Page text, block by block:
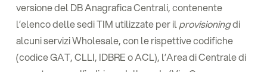
versione del DB Anagrafica Centrali, contenente
l’elenco delle sedi TIM utilizzate per ilprovisioningdi
alcuni servizi Wholesale, con le rispettive codifiche
(codice GAT, CLLI, IDBRE o ACL), l’Area di Centrale di